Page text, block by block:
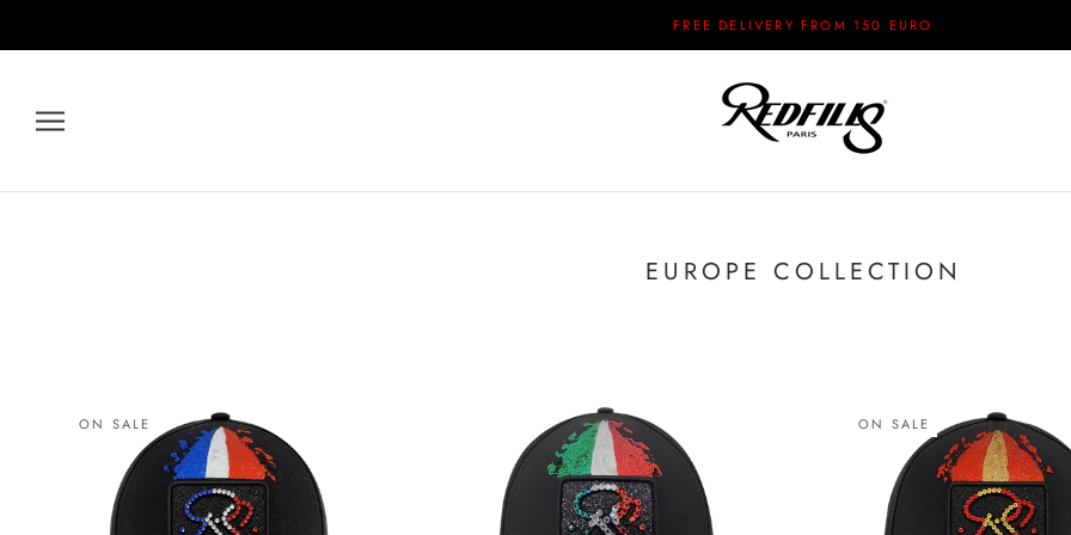
FREE DELIVERY FROM 150 EURO
EUROPE COLLECTION
ON SALE ON SALE